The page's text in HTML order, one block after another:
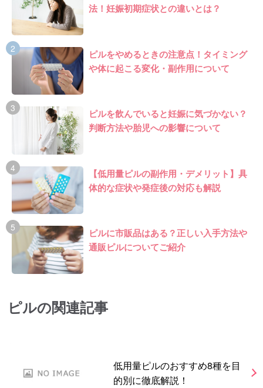
法！妊娠初期症状との違いとは？
ピルをやめるときの注意点！タイミング
や体に起こる変化・副作用について
ピルを飲んでいると妊娠に気づかない？
判断方法や胎児への影響について
【低用量ピルの副作用・デメリット】具
体的な症状や発症後の対応も解説
ピルに市販品はある？正しい入手方法や
通販ピルについてご紹介
ピルの関連記事
低用量ピルのおすすめ8種を目
的別に徹底解説！